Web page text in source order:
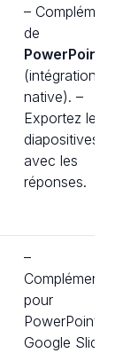
– Complément
de
PowerPoint
(intégration
native). –
Exportez les
diapositives
avec les
réponses.
–
Compléments
pour
PowerPoint et
Google Slides.